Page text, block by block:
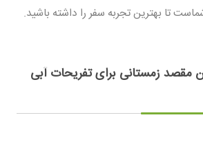
تا بهترین تجربه سفر را داشته باشید.
مقصد زمستانی برای تفریحات آبی